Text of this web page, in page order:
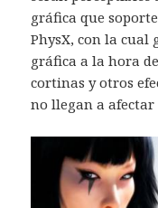
gráfica que
PhysX, con la cual
gráfica a la hora
cortinas y otros
no llegan a